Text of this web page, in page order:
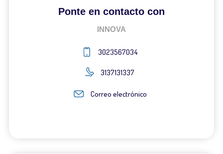
Ponte en contacto con
INNOVA
3023567034
3137131337
Correo electrónico